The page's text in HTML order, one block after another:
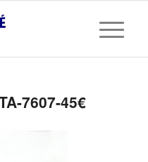
7607-45€